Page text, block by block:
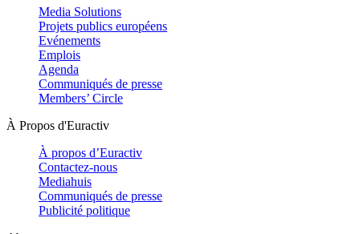
Media Solutions
Projets publics européens
Evénements
Emplois
Agenda
Communiqués de presse
Members’ Circle
À Propos d'Euractiv
À propos d’Euractiv
Contactez-nous
Mediahuis
Communiqués de presse
Publicité politique